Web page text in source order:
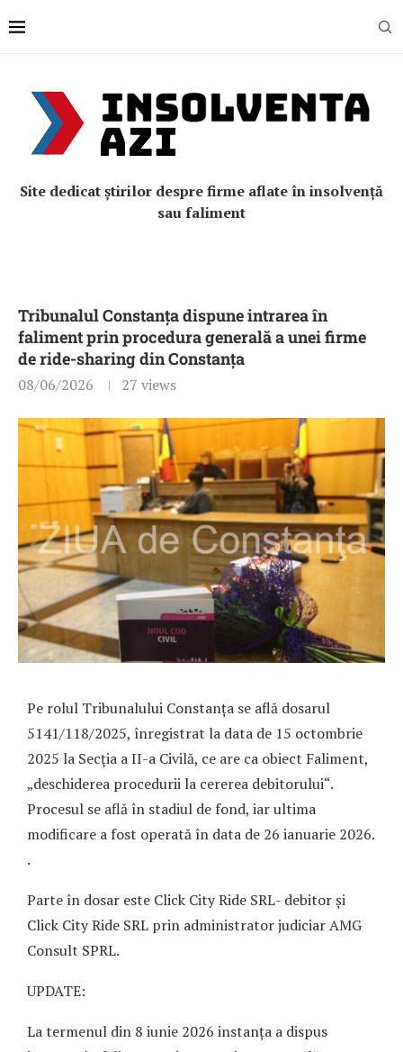
Site dedicat știrilor despre firme aflate în insolvență
sau faliment
Tribunalul Constanța dispune intrarea în
faliment prin procedura generală a unei firme
de ride-sharing din Constanța
08/06/2026 27 views
Pe rolul Tribunalului Constanța se află dosarul
5141/118/2025, înregistrat la data de 15 octombrie
2025 la Secţia a II-a Civilă, ce are ca obiect Faliment,
„deschiderea procedurii la cererea debitorului“.
Procesul se află în stadiul de fond, iar ultima
modificare a fost operată în data de 26 ianuarie 2026.
.
Parte în dosar este Click City Ride SRL- debitor și
Click City Ride SRL prin administrator judiciar AMG
Consult SPRL.
UPDATE:
La termenul din 8 iunie 2026 instanța a dispus